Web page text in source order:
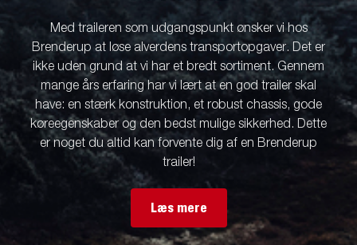
Med traileren som udgangspunkt ønsker vi hos
Brenderup at løse alverdens transportopgaver. Det er
ikke uden grund at vi har et bredt sortiment. Gennem
mange års erfaring har vi lært at en god trailer skal
have: en stærk konstruktion, et robust chassis, gode
køreegenskaber og den bedst mulige sikkerhed. Dette
er noget du altid kan forvente dig af en Brenderup
trailer!
Læs mere